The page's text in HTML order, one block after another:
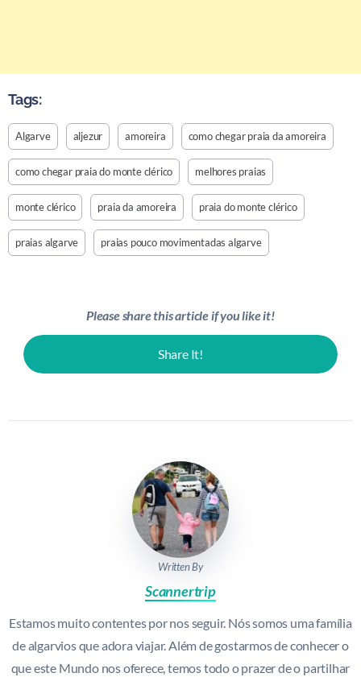
Tags:
Algarve aljezur amoreira como chegar praia da amoreira
como chegar praia do monte clérico melhores praias
monte clérico praia da amoreira praia do monte clérico
praias algarve praias pouco movimentadas algarve
Please share this article if you like it!
Share It!
Written By
Scannertrip
Estamos muito contentes por nos seguir. Nós somos uma família
de algarvios que adora viajar. Além de gostarmos de conhecer o
que este Mundo nos oferece, temos todo o prazer de o partilhar